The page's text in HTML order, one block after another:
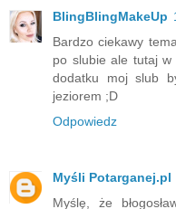
BlingBlingMakeUp
Bardzo ciekawy
po slubie ale tutaj
dodatku moj slub
jeziorem ;D
Odpowiedz
Myśli Potarganej.pl
Myślę, że